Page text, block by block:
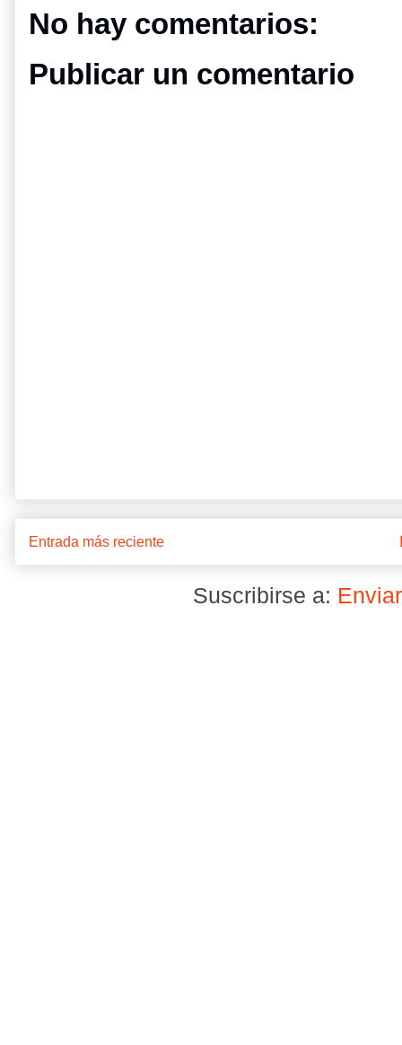
No hay comentarios:
Publicar un comentario
Entrada más reciente
Suscribirse a: